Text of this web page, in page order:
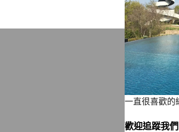
一直很喜歡
歡迎追蹤我們